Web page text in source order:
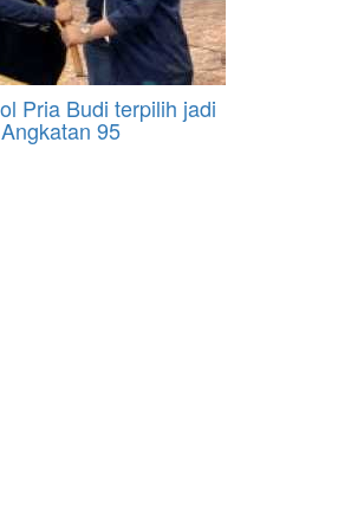
Pria Budi terpilih jadi
95